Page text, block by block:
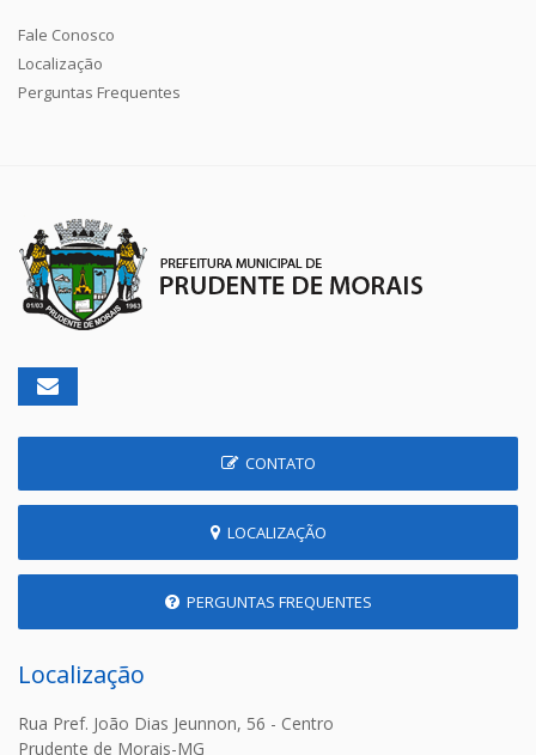
Fale Conosco
Localização
Perguntas Frequentes
CONTATO
LOCALIZAÇÃO
PERGUNTAS FREQUENTES
Localização
Rua Pref. João Dias Jeunnon, 56 - Centro
Prudente de Morais-MG